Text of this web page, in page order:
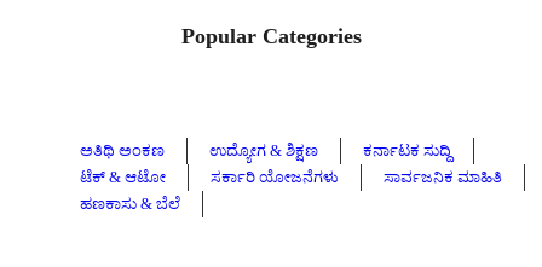
Popular Categories
ಅತಿಥಿ ಅಂಕಣ ಉದ್ಯೋಗ & ಶಿಕ್ಷಣ
ಕರ್ನಾಟಕ ಸುದ್ದಿ
ಟೆಕ್ & ಆಟೋ
ಸರ್ಕಾರಿ ಯೋಜನೆಗಳು
ಸಾರ್ವಜನಿಕ ಮಾಹಿತಿ
ಹಣಕಾಸು & ಬೆಲೆ